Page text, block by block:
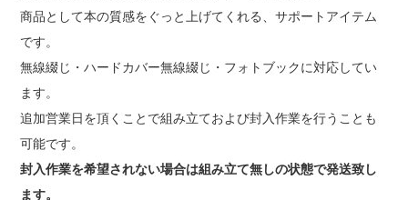
商品として本の質感をぐっと上げてくれる、サポートアイテム
です。
無線綴じ・ハードカバー無線綴じ・フォトブックに対応してい
ます。
追加営業日を頂くことで組み立ておよび封入作業を行うことも
可能です。
封入作業を希望されない場合は組み立て無しの状態で発送致し
ます。